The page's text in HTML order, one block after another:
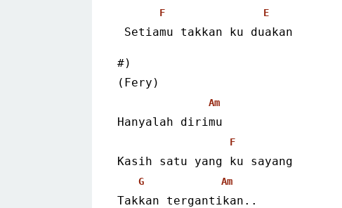
F E
Setiamu takkan ku duakan
#)
(Fery)
Am
Hanyalah dirimu
F
Kasih satu yang ku sayang
G Am
Takkan tergantikan..